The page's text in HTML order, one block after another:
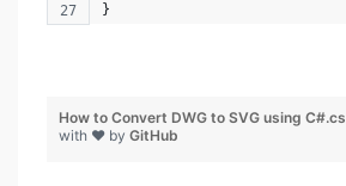
}
How to Convert DWG to SVG using C#.cs
with ❤ by GitHub